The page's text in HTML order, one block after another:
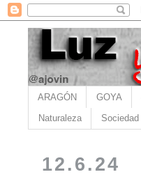
ARAGÓN GOYA
Naturaleza Sociedad
12.6.24